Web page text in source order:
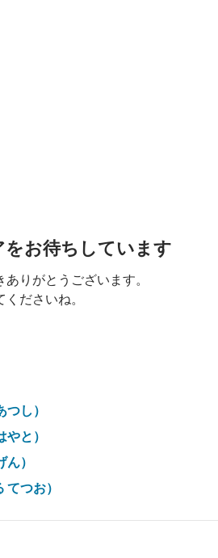
お待ちしています
りがとうございます。
ださいね。
し）
と）
）
つお）